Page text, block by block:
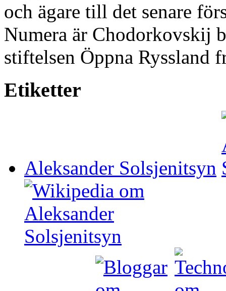
och ägare till det senare
Numera är Chodorkovskij
stiftelsen Öppna Ryssland
Etiketter
Aleksander Solsjenitsyn